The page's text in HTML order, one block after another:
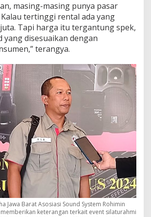
masing-masing punya pasar
tertinggi rental ada yang
Tapi harga itu tergantung spek,
yang disesuaikan dengan
terangya.
Jawa Barat Asosiasi Sound System Rohimin
keterangan terkait event silaturahmi